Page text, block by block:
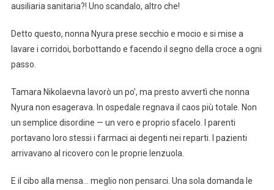
ausiliaria sanitaria?! Uno scandalo, altro che!
Detto questo, nonna Nyura prese secchio e mocio e si mise a
lavare i corridoi, borbottando e facendo il segno della croce a ogni
passo.
Tamara Nikolaevna lavorò un po’, ma presto avvertì che nonna
Nyura non esagerava. In ospedale regnava il caos più totale. Non
un semplice disordine — un vero e proprio sfacelo. I parenti
portavano loro stessi i farmaci ai degenti nei reparti. I pazienti
arrivavano al ricovero con le proprie lenzuola.
E il cibo alla mensa… meglio non pensarci. Una sola domanda le